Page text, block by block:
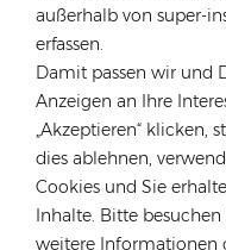
außerhalb von super-
erfassen.
Damit passen wir und
Anzeigen an Ihre
„Akzeptieren“ klicken,
dies ablehnen,
Cookies und Sie
Inhalte. Bitte
weitere Informationen
Vorherigen Post
Growatt hilft
endloser Energie
Nächster